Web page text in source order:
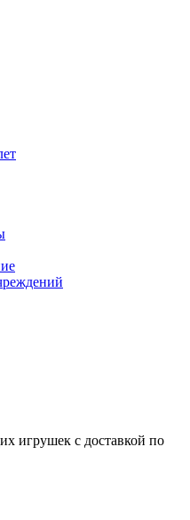
игрушек с доставкой по